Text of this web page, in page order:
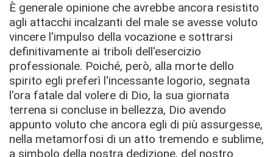
È generale opinione che avrebbe ancora resistito
agli attacchi incalzanti del male se avesse voluto
vincere l'impulso della vocazione e sottrarsi
deﬁnitivamente ai triboli dell'esercizio
professionale. Poiché, però, alla morte dello
spirito egli preferì l'incessante logorio, segnata
l'ora fatale dal volere di Dio, la sua giornata
terrena si concluse in bellezza, Dio avendo
appunto voluto che ancora egli di più assurgesse,
nella metamorfosi di un atto tremendo e sublime,
a simbolo della nostra dedizione, del nostro